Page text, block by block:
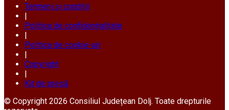
Termeni și condiții
|
Politica de confidențialitate
|
Politica de cookie-uri
|
Copyright
|
Kit de presă
© Copyright 2026 Consiliul Județean Dolj. Toate drepturile